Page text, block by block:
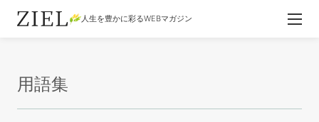
人生を豊かに彩るWEBマガジン
用語集